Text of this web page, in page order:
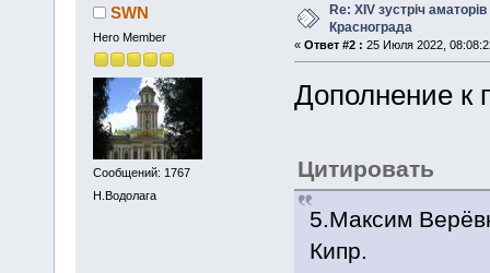
SWN
Hero Member
Сообщений: 1767
Н.Водолага
Re: XIV зустріч
Краснограда
« Ответ #2 : 25 Июля 2022,
Дополнение к
Цитировать
5.Максим
Кипр.